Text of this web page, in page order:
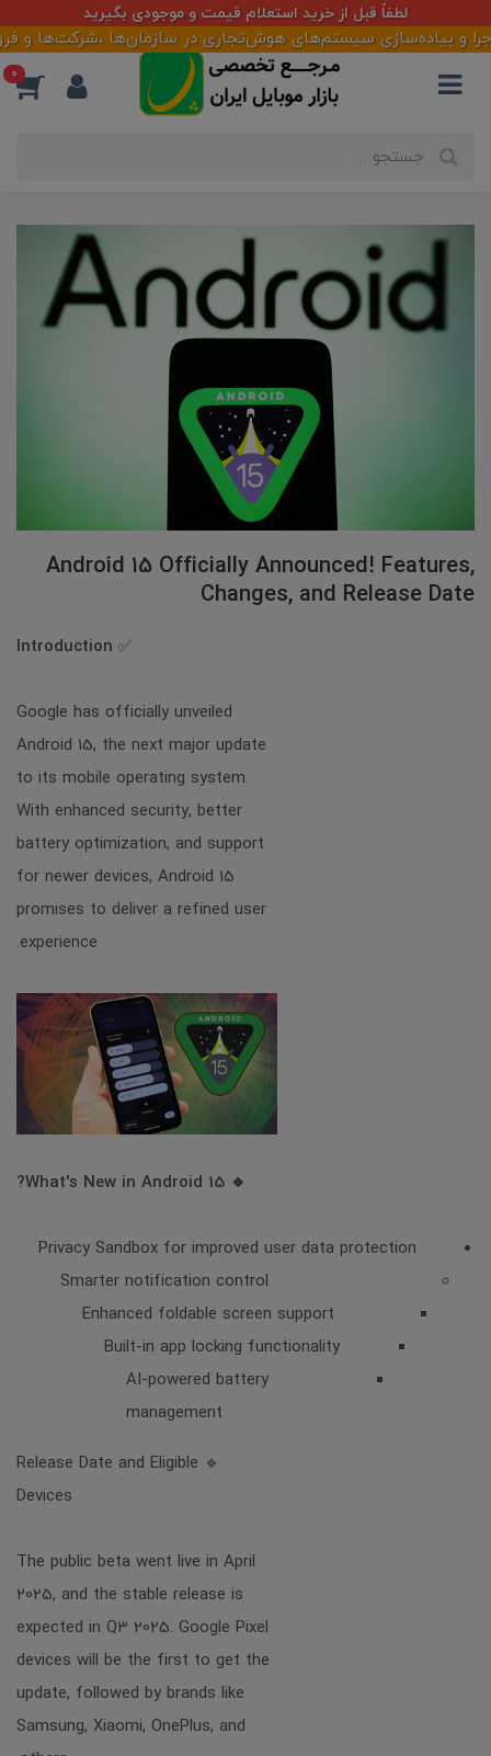
لطفاً قبل از خرید استعلام قیمت و موجودی بگیرید
پیاده‌سازی سیستم‌های هوش‌تجاری در سازمان‌ها ،شرکت‌ها و
0
Android 15 Officially Announced! Features,
Changes, and Release Date
✅
Introduction
Google has officially unveiled
Android 15, the next major update
to its mobile operating system.
With enhanced security, better
battery optimization, and support
for newer devices, Android 15
promises to deliver a refined user
experience.
🔹 What's New in Android 15?
Privacy Sandbox for improved user data protection
Smarter notification control
Enhanced foldable screen support
Built-in app locking functionality
AI-powered battery
management
🔹 Release Date and Eligible
Devices
The public beta went live in April
2025, and the stable release is
expected in Q3 2025. Google Pixel
devices will be the first to get the
update, followed by brands like
Samsung, Xiaomi, OnePlus, and